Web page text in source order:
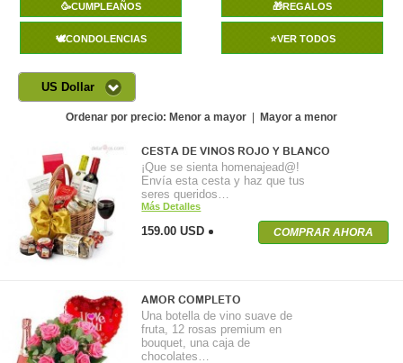
🥳CUMPLEAÑOS 🎁REGALOS
🕊️CONDOLENCIAS ⭐VER TODOS
US Dollar
Ordenar por precio: Menor a mayor Mayor a menor
CESTA DE VINOS ROJO Y BLANCO
¡Que se sienta homenajead@!
Envía esta cesta y haz que tus
seres queridos…
Más Detalles
159.00 USD COMPRAR AHORA
AMOR COMPLETO
Una botella de vino suave de
fruta, 12 rosas premium en
bouquet, una caja de
chocolates…